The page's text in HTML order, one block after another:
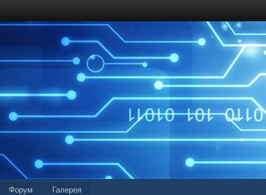
Форум Галерея